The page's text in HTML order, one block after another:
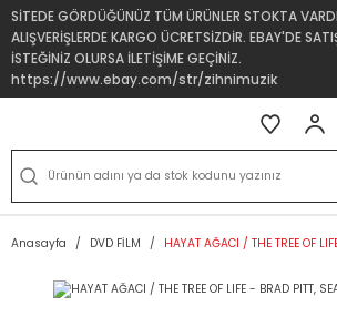
SİTEDE GÖRDÜĞÜNÜZ TÜM ÜRÜNLER STOKTA
ALIŞVERİŞLERDE KARGO ÜCRETSİZDİR. EBAY'DE
İSTEĞİNİZ OLURSA İLETİŞİME GEÇİNİZ.
https://www.ebay.com/str/zihnimuzik
Anasayfa DVD FİLM HAYAT AĞACI / THE TREE OF